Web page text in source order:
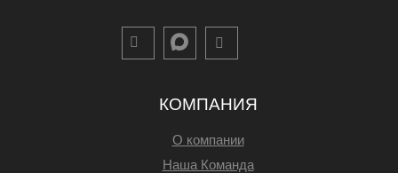
КОМПАНИЯ
О компании
Наша Команда